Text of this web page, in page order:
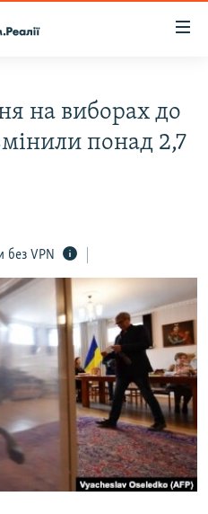
на виборах до
понад 2,7
без VPN